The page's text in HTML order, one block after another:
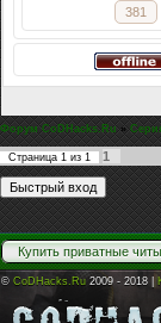
381
Форум CoDHacks.Ru »
Страница 1 из 1 1
Купить приватные читы
© CoDHacks.Ru 2009 - 2018 |